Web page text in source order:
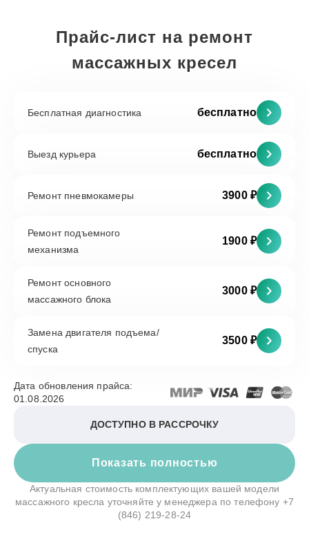
Прайс-лист на ремонт
массажных кресел
Бесплатная диагностика бесплатно
Выезд курьера бесплатно
Ремонт пневмокамеры 3900 ₽
Ремонт подъемного
механизма
1900 ₽
Ремонт основного
массажного блока
3000 ₽
Замена двигателя подъема/
спуска
3500 ₽
Показать полностью
Дата обновления прайса:
01.08.2026
ДОСТУПНО В РАССРОЧКУ
Актуальная стоимость комплектующих вашей модели
массажного кресла уточняйте у менеджера по телефону +7
(846) 219-28-24